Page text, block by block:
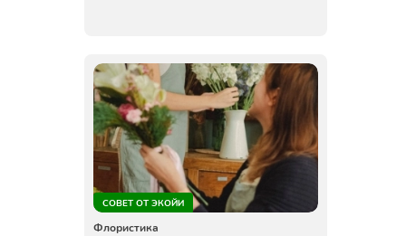
СОВЕТ ОТ ЭКОЙИ
Флористика